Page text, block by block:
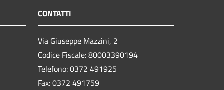
CONTATTI
Via Giuseppe Mazzini, 2
Codice Fiscale: 80003390194
Telefono:0372 491925
Fax:0372 491759